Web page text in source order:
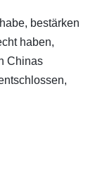
bestärken
haben,
Chinas